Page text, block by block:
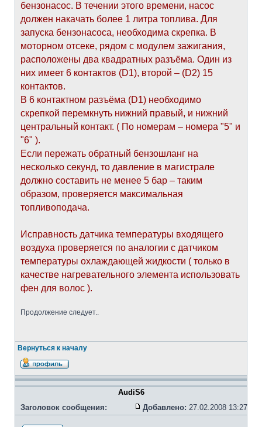
бензонасос. В течении этого времени, насос
должен накачать более 1 литра топлива. Для
запуска бензонасоса, необходима скрепка. В
моторном отсеке, рядом с модулем зажигания,
расположены два квадратных разъёма. Один из
них имеет 6 контактов (D1), второй – (D2) 15
контактов.
В 6 контактном разъёма (D1) необходимо
скрепкой перемкнуть нижний правый, и нижний
центральный контакт. ( По номерам – номера "5" и
"6" ).
Если пережать обратный бензошланг на
несколько секунд, то давление в магистрале
должно составить не менее 5 бар – таким
образом, проверяется максимальная
топливоподача.
Исправность датчика температуры входящего
воздуха проверяется по аналогии с датчиком
температуры охлаждающей жидкости ( только в
качестве нагревательного элемента использовать
фен для волос ).
Продолжение следует..
Вернуться к началу
AudiS6
Заголовок сообщения:
Добавлено: 27.02.2008 13:27